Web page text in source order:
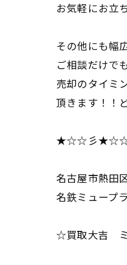
お気軽にお立
その他にも幅
ご相談だけで
売却のタイミ
頂きます！！
★☆☆彡
名古屋市熱田
名鉄ミュープ
☆買取大吉 ミ